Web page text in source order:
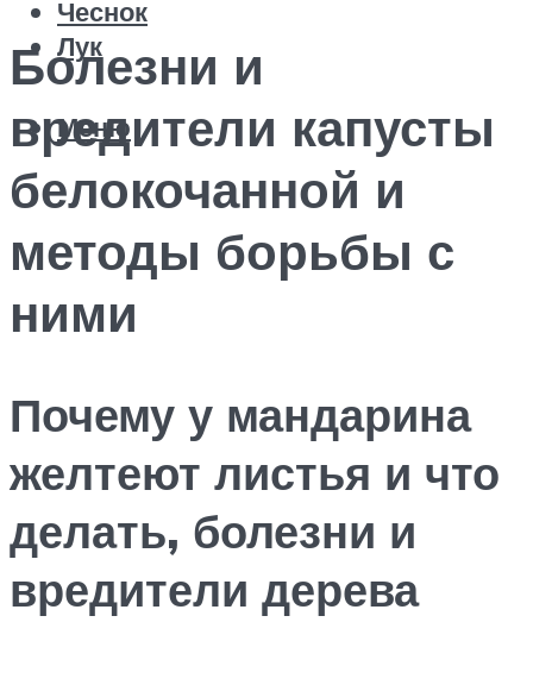
Чеснок
Лук
Меню
Болезни и
вредители капусты
белокочанной и
методы борьбы с
ними
Почему у мандарина
желтеют листья и что
делать, болезни и
вредители дерева